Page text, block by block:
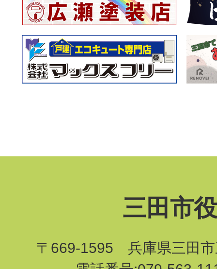
三田市
〒669-1595 兵庫県三田市